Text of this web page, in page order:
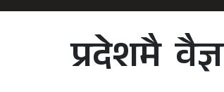
प्रदेशमै